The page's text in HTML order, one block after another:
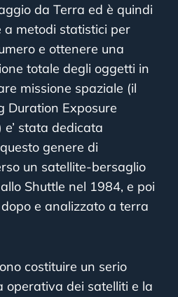
da Terra ed è quindi
a metodi statistici per
e ottenere una
totale degli oggetti in
missione spaziale (il
Duration Exposure
e’ stata dedicata
genere di
un satellite-bersaglio
Shuttle nel 1984, e poi
e analizzato a terra
costituire un serio
operativa dei satelliti e la